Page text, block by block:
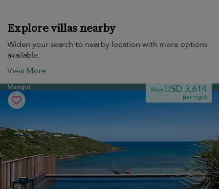
Explore villas nearby
Widen your search to nearby location with more options
available.
View More
Marigot from USD 3,614
per night